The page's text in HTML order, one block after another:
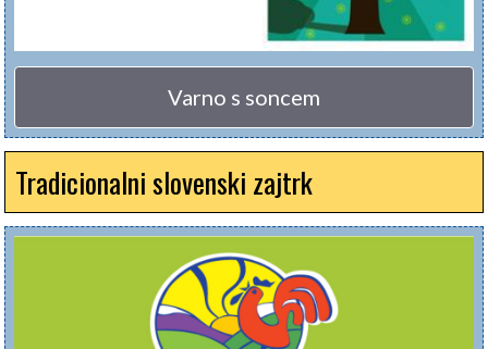
Varno s soncem
Tradicionalni slovenski zajtrk